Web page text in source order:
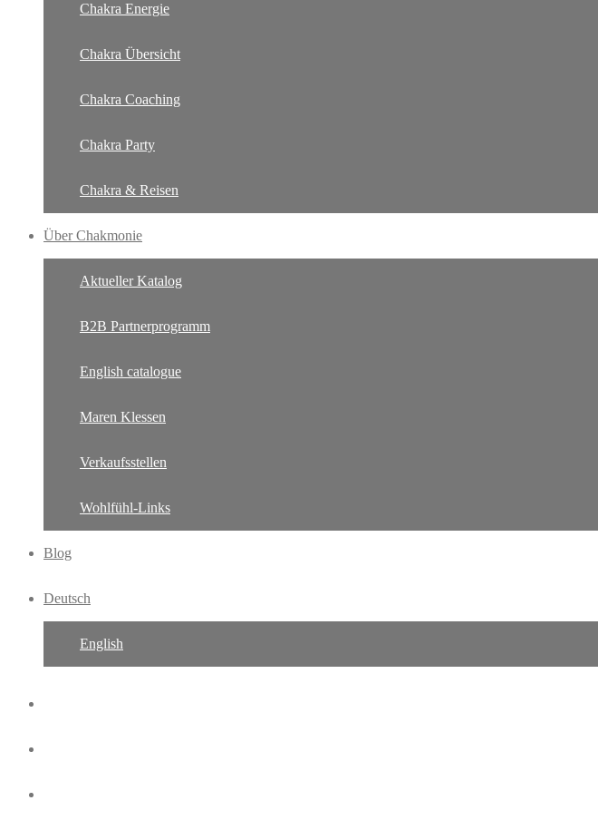
Chakra Energie
Chakra Übersicht
Chakra Coaching
Chakra Party
Chakra & Reisen
Über Chakmonie
Aktueller Katalog
B2B Partnerprogramm
English catalogue
Maren Klessen
Verkaufsstellen
Wohlfühl-Links
Blog
Deutsch
English